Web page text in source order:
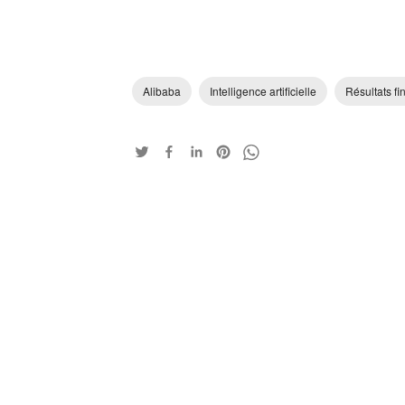
Alibaba Intelligence artificielle Résultats